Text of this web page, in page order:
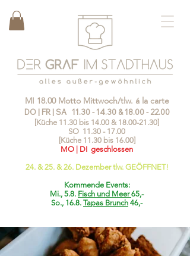
MI 18.00 Motto Mittwoch/tlw. á la carte
DO | FR | SA 11.30 - 14.30&18.00 - 22.00
[Küche 11.30 bis 14.00 & 18.00-21.30]
SO 11.30 - 17.00
[Küche 11.30 bis 16.00]
MO | DI geschlossen
24. & 25. & 26. Dezember tlw. GEÖFFNET!
Kommende Events:
Mi., 5.8. Fisch und Meer65,-
So., 16.8. Tapas Brunch 46,-